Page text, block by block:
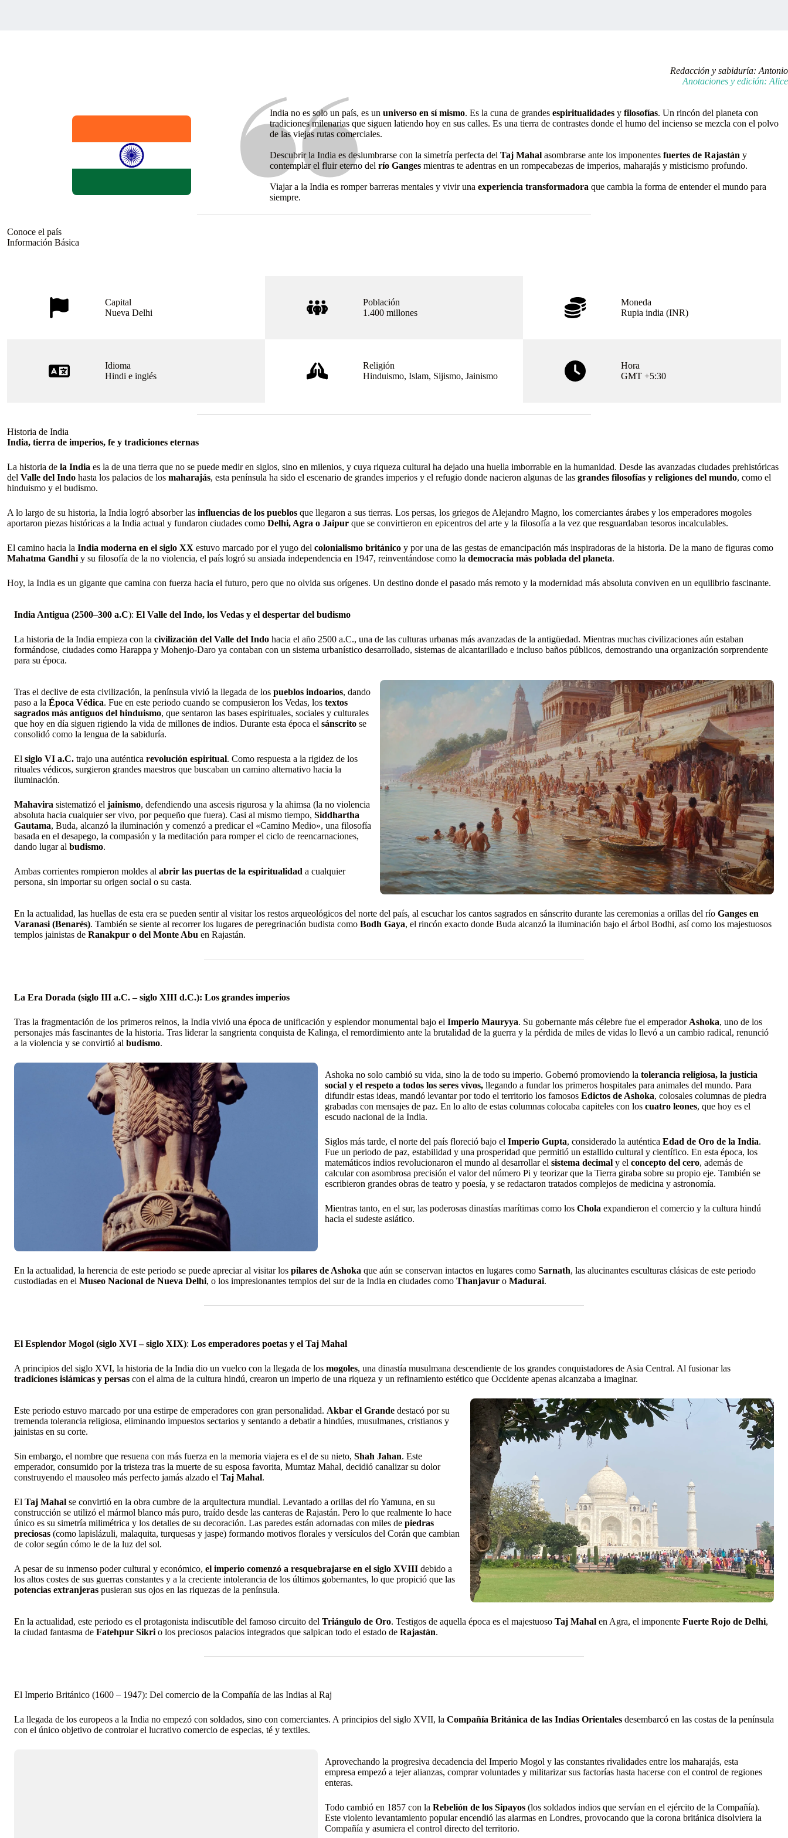
Redacción y sabiduría: Antonio
Anotaciones y edición: Alice
India no es solo un país, es un universo en sí mismo. Es la cuna de grandes espiritualidades y filosofías. Un rincón del planeta con
tradiciones milenarias que siguen latiendo hoy en sus calles. Es una tierra de contrastes donde el humo del incienso se mezcla con el polvo
de las viejas rutas comerciales.
Descubrir la India es deslumbrarse con la simetría perfecta del Taj Mahal asombrarse ante los imponentes fuertes de Rajastán y
contemplar el fluir eterno del río Ganges mientras te adentras en un rompecabezas de imperios, maharajás y misticismo profundo.
Viajar a la India es romper barreras mentales y vivir una experiencia transformadora que cambia la forma de entender el mundo para
siempre.
Conoce el país
Información Básica
Capital
Nueva Delhi
Población
1.400 millones
Moneda
Rupia india (INR)
Idioma
Hindi e inglés
Religión
Hinduismo, Islam, Sijismo, Jainismo
Hora
GMT +5:30
Historia de India
India, tierra de imperios, fe y tradiciones eternas
La historia de la India es la de una tierra que no se puede medir en siglos, sino en milenios, y cuya riqueza cultural ha dejado una huella imborrable en la humanidad. Desde las avanzadas ciudades prehistóricas
del Valle del Indo hasta los palacios de los maharajás, esta península ha sido el escenario de grandes imperios y el refugio donde nacieron algunas de las grandes filosofías y religiones del mundo, como el
hinduismo y el budismo.
A lo largo de su historia, la India logró absorber las influencias de los pueblos que llegaron a sus tierras. Los persas, los griegos de Alejandro Magno, los comerciantes árabes y los emperadores mogoles
aportaron piezas históricas a la India actual y fundaron ciudades como Delhi, Agra o Jaipur que se convirtieron en epicentros del arte y la filosofía a la vez que resguardaban tesoros incalculables.
El camino hacia la India moderna en el siglo XX estuvo marcado por el yugo del colonialismo británico y por una de las gestas de emancipación más inspiradoras de la historia. De la mano de figuras como
Mahatma Gandhi y su filosofía de la no violencia, el país logró su ansiada independencia en 1947, reinventándose como la democracia más poblada del planeta.
Hoy, la India es un gigante que camina con fuerza hacia el futuro, pero que no olvida sus orígenes. Un destino donde el pasado más remoto y la modernidad más absoluta conviven en un equilibrio fascinante.
India Antigua (2500–300 a.C): El Valle del Indo, los Vedas y el despertar del budismo
La historia de la India empieza con la civilización del Valle del Indo hacia el año 2500 a.C., una de las culturas urbanas más avanzadas de la antigüedad. Mientras muchas civilizaciones aún estaban
formándose, ciudades como Harappa y Mohenjo-Daro ya contaban con un sistema urbanístico desarrollado, sistemas de alcantarillado e incluso baños públicos, demostrando una organización sorprendente
para su época.
Tras el declive de esta civilización, la península vivió la llegada de los pueblos indoarios, dando
paso a la Época Védica. Fue en este periodo cuando se compusieron los Vedas, los textos
sagrados más antiguos del hinduismo, que sentaron las bases espirituales, sociales y culturales
que hoy en día siguen rigiendo la vida de millones de indios. Durante esta época el sánscrito se
consolidó como la lengua de la sabiduría.
El siglo VI a.C. trajo una auténtica revolución espiritual. Como respuesta a la rigidez de los
rituales védicos, surgieron grandes maestros que buscaban un camino alternativo hacia la
iluminación.
Mahavira sistematizó el jainismo, defendiendo una ascesis rigurosa y la ahimsa (la no violencia
absoluta hacia cualquier ser vivo, por pequeño que fuera). Casi al mismo tiempo, Siddhartha
Gautama, Buda, alcanzó la iluminación y comenzó a predicar el «Camino Medio», una filosofía
basada en el desapego, la compasión y la meditación para romper el ciclo de reencarnaciones,
dando lugar al budismo.
Ambas corrientes rompieron moldes al abrir las puertas de la espiritualidad a cualquier
persona, sin importar su origen social o su casta.
En la actualidad, las huellas de esta era se pueden sentir al visitar los restos arqueológicos del norte del país, al escuchar los cantos sagrados en sánscrito durante las ceremonias a orillas del río Ganges en
Varanasi (Benarés). También se siente al recorrer los lugares de peregrinación budista como Bodh Gaya, el rincón exacto donde Buda alcanzó la iluminación bajo el árbol Bodhi, así como los majestuosos
templos jainistas de Ranakpur o del Monte Abu en Rajastán.
La Era Dorada (siglo III a.C. – siglo XIII d.C.): Los grandes imperios
Tras la fragmentación de los primeros reinos, la India vivió una época de unificación y esplendor monumental bajo el Imperio Mauryya. Su gobernante más célebre fue el emperador Ashoka, uno de los
personajes más fascinantes de la historia. Tras liderar la sangrienta conquista de Kalinga, el remordimiento ante la brutalidad de la guerra y la pérdida de miles de vidas lo llevó a un cambio radical, renunció
a la violencia y se convirtió al budismo.
Ashoka no solo cambió su vida, sino la de todo su imperio. Gobernó promoviendo latolerancia religiosa, la justicia
social y el respeto a todos los seres vivos, llegando a fundar los primeros hospitales para animales del mundo. Para
difundir estas ideas, mandó levantar por todo el territorio los famososEdictos de Ashoka, colosales columnas de piedra
grabadas con mensajes de paz. En lo alto de estas columnas colocaba capiteles con loscuatro leones, que hoy es el
escudo nacional de la India.
Siglos más tarde, el norte del país floreció bajo elImperio Gupta, considerado la auténticaEdad de Oro de la India.
Fue un periodo de paz, estabilidad y una prosperidad que permitió un estallido cultural y científico. En esta época, los
matemáticos indios revolucionaron el mundo al desarrollar elsistema decimal y elconcepto del cero, además de
calcular con asombrosa precisión el valor del número Pi y teorizar que la Tierra giraba sobre su propio eje. También se
escribieron grandes obras de teatro y poesía, y se redactaron tratados complejos de medicina y astronomía.
Mientras tanto, en el sur, las poderosas dinastías marítimas como losChola expandieron el comercio y la cultura hindú
hacia el sudeste asiático.
En la actualidad, la herencia de este periodo se puede apreciar al visitar los pilares de Ashoka que aún se conservan intactos en lugares como Sarnath, las alucinantes esculturas clásicas de este periodo
custodiadas en el Museo Nacional de Nueva Delhi, o los impresionantes templos del sur de la India en ciudades como Thanjavur o Madurai.
El Esplendor Mogol (siglo XVI – siglo XIX): Los emperadores poetas y el Taj Mahal
A principios del siglo XVI, la historia de la India dio un vuelco con la llegada de los mogoles, una dinastía musulmana descendiente de los grandes conquistadores de Asia Central. Al fusionar las
tradiciones islámicas y persas con el alma de la cultura hindú, crearon un imperio de una riqueza y un refinamiento estético que Occidente apenas alcanzaba a imaginar.
Este periodo estuvo marcado por una estirpe de emperadores con gran personalidad. Akbar el Grande destacó por su
tremenda tolerancia religiosa, eliminando impuestos sectarios y sentando a debatir a hindúes, musulmanes, cristianos y
jainistas en su corte.
Sin embargo, el nombre que resuena con más fuerza en la memoria viajera es el de su nieto, Shah Jahan. Este
emperador, consumido por la tristeza tras la muerte de su esposa favorita, Mumtaz Mahal, decidió canalizar su dolor
construyendo el mausoleo más perfecto jamás alzado el Taj Mahal.
El Taj Mahal se convirtió en la obra cumbre de la arquitectura mundial. Levantado a orillas del río Yamuna, en su
construcción se utilizó el mármol blanco más puro, traído desde las canteras de Rajastán. Pero lo que realmente lo hace
único es su simetría milimétrica y los detalles de su decoración. Las paredes están adornadas con miles de piedras
preciosas (como lapislázuli, malaquita, turquesas y jaspe) formando motivos florales y versículos del Corán que cambian
de color según cómo le de la luz del sol.
A pesar de su inmenso poder cultural y económico, el imperio comenzó a resquebrajarse en el siglo XVIII debido a
los altos costes de sus guerras constantes y a la creciente intolerancia de los últimos gobernantes, lo que propició que las
potencias extranjeras pusieran sus ojos en las riquezas de la península.
En la actualidad, este periodo es el protagonista indiscutible del famoso circuito del Triángulo de Oro. Testigos de aquella época es el majestuoso Taj Mahal en Agra, el imponente Fuerte Rojo de Delhi,
la ciudad fantasma de Fatehpur Sikri o los preciosos palacios integrados que salpican todo el estado de Rajastán.
El Imperio Británico (1600 – 1947): Del comercio de la Compañía de las Indias al Raj
La llegada de los europeos a la India no empezó con soldados, sino con comerciantes. A principios del siglo XVII, la Compañía Británica de las Indias Orientales desembarcó en las costas de la península
con el único objetivo de controlar el lucrativo comercio de especias, té y textiles.
Aprovechando la progresiva decadencia del Imperio Mogol y las constantes rivalidades entre los maharajás, esta
empresa empezó a tejer alianzas, comprar voluntades y militarizar sus factorías hasta hacerse con el control de regiones
enteras.
Todo cambió en 1857 con laRebelión de los Sipayos (los soldados indios que servían en el ejército de la Compañía).
Este violento levantamiento popular encendió las alarmas en Londres, provocando que la corona británica disolviera la
Compañía y asumiera el control directo del territorio.